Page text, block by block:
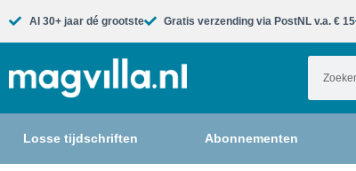
Al 30+ jaar dé grootste​ Gratis verzending via PostNL v.a. € 15
Losse tijdschriften Abonnementen